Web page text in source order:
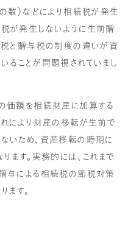
）などにより相続税が発生
が発生しないように生前贈
税と贈与税の制度の違いが資
ることが問題視されていまし
価額を相続財産に加算する
れにより財産の移転が生前で
いため、資産移転の時期に
ます。実務的には、これまで
与による相続税の節税対策
ます。